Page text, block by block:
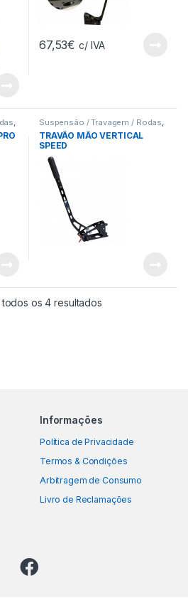
67,53€ c/ IVA
, Suspensão / Travagem / Rodas,
Travão Mão
TRAVÃO MÃO VERTICAL
SPEED
todos os 4 resultados
Informações
Política de Privacidade
Termos & Condições
Arbitragem de Consumo
Livro de Reclamações